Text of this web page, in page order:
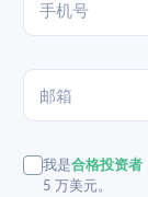
我是合格投资者
5 万美元。